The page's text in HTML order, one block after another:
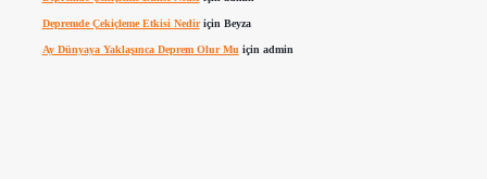
Depremde Çekiçleme Etkisi Nediriçin Beyza
Ay Dünyaya Yaklaşınca Deprem Olur Mu için admin